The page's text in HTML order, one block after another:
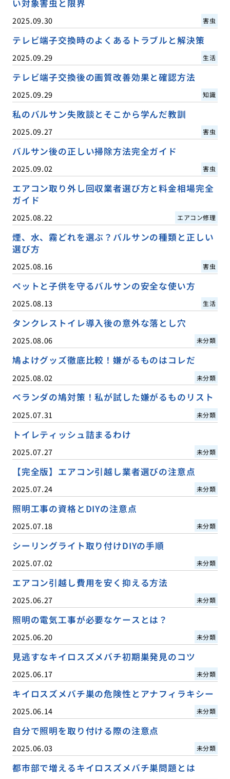
い対象害虫と限界
2025.09.30 害虫
テレビ端子交換時のよくあるトラブルと解決策
2025.09.29 生活
テレビ端子交換後の画質改善効果と確認方法
2025.09.29 知識
私のバルサン失敗談とそこから学んだ教訓
2025.09.27 害虫
バルサン後の正しい掃除方法完全ガイド
2025.09.02 害虫
エアコン取り外し回収業者選び方と料金相場完全
ガイド
2025.08.22 エアコン修理
煙、水、霧どれを選ぶ？バルサンの種類と正しい
選び方
2025.08.16 害虫
ペットと子供を守るバルサンの安全な使い方
2025.08.13 生活
タンクレストイレ導入後の意外な落とし穴
2025.08.06 未分類
鳩よけグッズ徹底比較！嫌がるものはコレだ
2025.08.02 未分類
ベランダの鳩対策！私が試した嫌がるものリスト
2025.07.31 未分類
トイレティッシュ詰まるわけ
2025.07.27 未分類
【完全版】エアコン引越し業者選びの注意点
2025.07.24 未分類
照明工事の資格とDIYの注意点
2025.07.18 未分類
シーリングライト取り付けDIYの手順
2025.07.02 未分類
エアコン引越し費用を安く抑える方法
2025.06.27 未分類
照明の電気工事が必要なケースとは？
2025.06.20 未分類
見逃すなキイロスズメバチ初期巣発見のコツ
2025.06.17 未分類
キイロスズメバチ巣の危険性とアナフィラキシー
2025.06.14 未分類
自分で照明を取り付ける際の注意点
2025.06.03 未分類
都市部で増えるキイロスズメバチ巣問題とは